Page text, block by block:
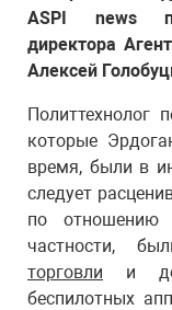
ASPI news
директора
Алексей
Политтехнолог
которые
время, были в
следует
по отношению
частности,
торговли и
беспилотных